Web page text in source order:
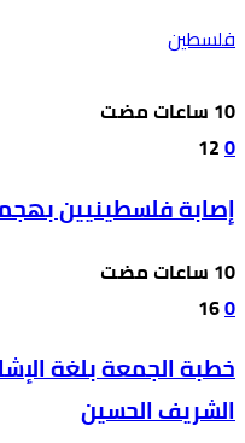
فلسطين
0
12
إصابة فلسطينيين
0
16
خطبة الجمعة بلغة
الشريف الحسين